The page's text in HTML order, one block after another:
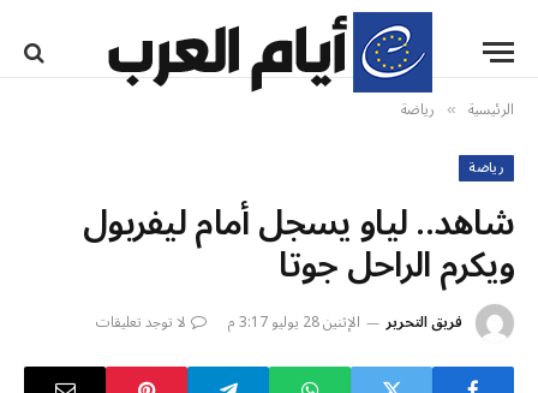
الرئيسية » رياضة
رياضة
شاهد.. لياو يسجل أمام ليفربول
ويكرم الراحل جوتا
فريق التحرير الإثنين 28 يوليو 3:17 م لا توجد تعليقات